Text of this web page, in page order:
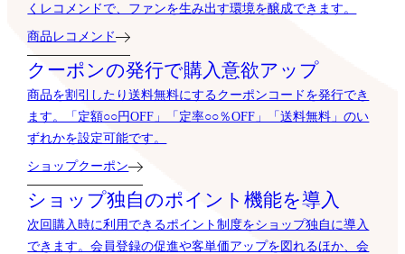
くレコメンドで、ファンを生み出す環境を醸成できます。
商品レコメンド
クーポンの発行で購入意欲アップ
商品を割引したり送料無料にするクーポンコードを発行でき
ます。「定額○○円OFF」「定率○○％OFF」「送料無料」のい
ずれかを設定可能です。
ショップクーポン
ショップ独自のポイント機能を導入
次回購入時に利用できるポイント制度をショップ独自に導入
できます。会員登録の促進や客単価アップを図れるほか、会